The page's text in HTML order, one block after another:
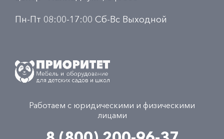
Пн-Пт 08:00-17:00 Сб-Вс Выходной
Работаем с юридическими и физическими
лицами